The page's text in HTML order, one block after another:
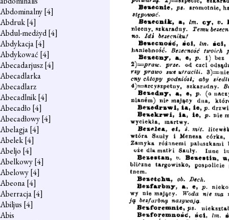
Abdominalny[4]
Abdruk[4]
Abdul-medżyd[4]
Abdykacja[4]
Abdykować [4]
Abecadarjusz[4]
Abecadlarka
Abecadlarz
Abecadlnik[4]
Abecadło [4]
Abecadłowy[4]
Abelagja[4]
Abelek[4]
Abeljo [4]
Abelkowy[4]
Abelowy[4]
Abeona[4]
Aberracja[4]
Abiljus [4]
Abis